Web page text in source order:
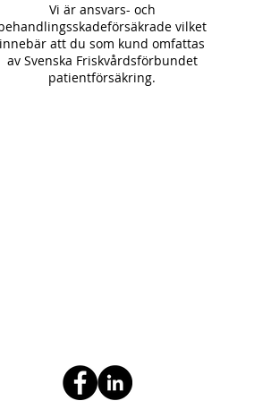
Vi är ansvars- och
vilket
innebär att du som kund omfattas
av Svenska Friskvårdsförbundet
patientförsäkring.